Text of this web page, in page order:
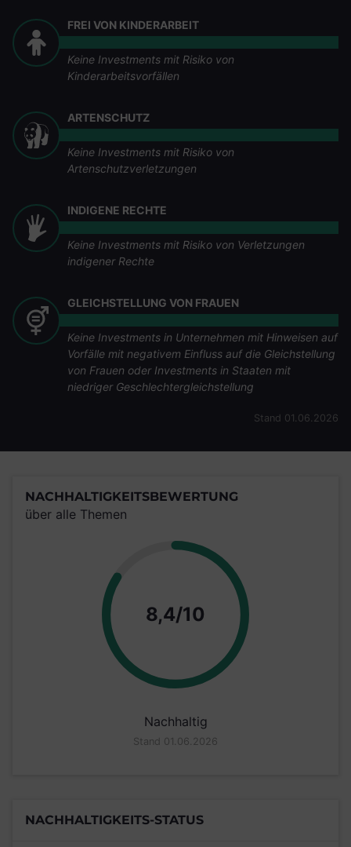
FREI VON KINDERARBEIT
Keine Investments mit Risiko von
Kinderarbeitsvorfällen
ARTENSCHUTZ
Keine Investments mit Risiko von
Artenschutzverletzungen
INDIGENE RECHTE
Keine Investments mit Risiko von Verletzungen
indigener Rechte
GLEICHSTELLUNG VON FRAUEN
Keine Investments in Unternehmen mit Hinweisen auf
Vorfälle mit negativem Einfluss auf die Gleichstellung
von Frauen oder Investments in Staaten mit
niedriger Geschlechtergleichstellung
Stand 01.06.2026
NACHHALTIGKEITSBEWERTUNG
über alle Themen
8,4/10 Punkte
Nachhaltig
Stand 01.06.2026
NACHHALTIGKEITS-STATUS